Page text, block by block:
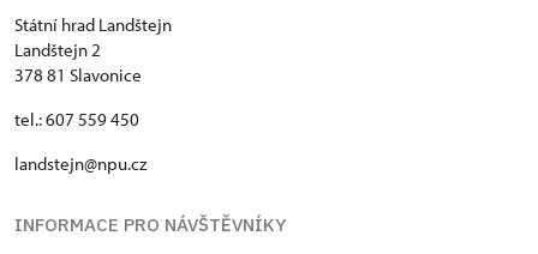
Státní hrad Landštejn
Landštejn 2
378 81 Slavonice
tel.: 607 559 450
landstejn@npu.cz
INFORMACE PRO NÁVŠTĚVNÍKY